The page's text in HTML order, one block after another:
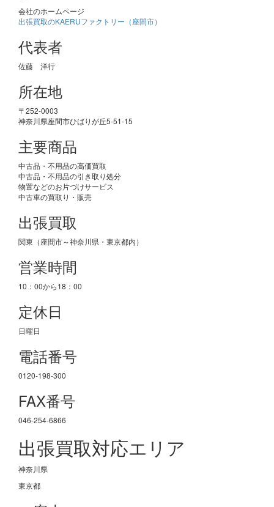
会社のホームページ
出張買取のKAERUファクトリー（座間市）
代表者
佐藤 洋行
所在地
〒252-0003
神奈川県座間市ひばりが丘5-51-15
主要商品
中古品・不用品の高価買取
中古品・不用品の引き取り処分
物置などのお片づけサービス
中古車の買取り・販売
出張買取
関東（座間市～神奈川県・東京都内）
営業時間
10：00から18：00
定休日
日曜日
電話番号
0120-198-300
FAX番号
046-254-6866
出張買取対応エリア
神奈川県
東京都